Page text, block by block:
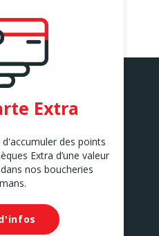
Extra
des points
Extra d’une valeur
nos boucheries